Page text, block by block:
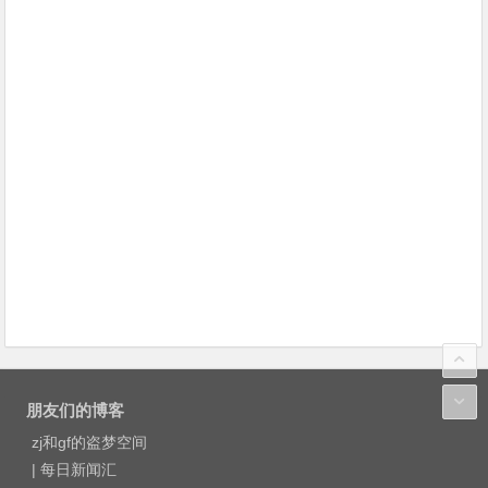
朋友们的博客
zj和gf的盗梦空间
|每日新闻汇